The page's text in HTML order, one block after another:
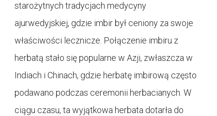
starożytnych tradycjach medycyny
ajurwedyjskiej, gdzie imbir był ceniony za swoje
właściwości lecznicze. Połączenie imbiru z
herbatą stało się popularne w Azji, zwłaszcza w
Indiach i Chinach, gdzie herbatę imbirową często
podawano podczas ceremonii herbacianych. W
ciągu czasu, ta wyjątkowa herbata dotarła do